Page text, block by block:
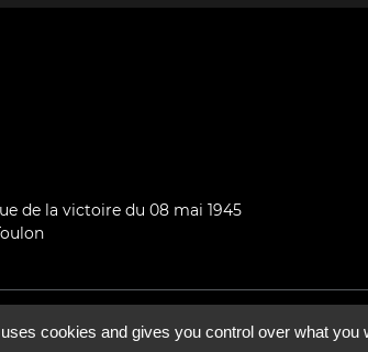
de la victoire du 08 mai 1945
e
cookies and gives you control over what you